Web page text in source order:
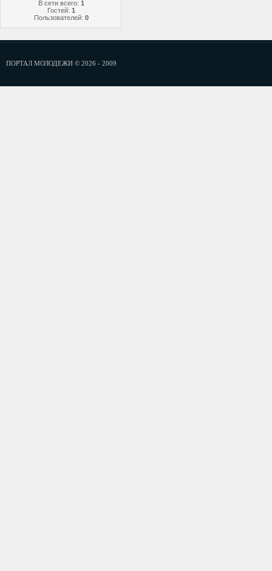
В сети всего: 1
Гостей: 1
Пользователей: 0
ПОРТАЛ МОЛОДЕЖИ © 2026 - 2009